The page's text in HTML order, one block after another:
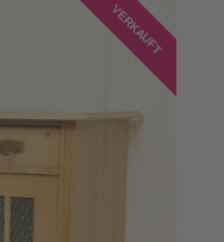
VERKAUFT